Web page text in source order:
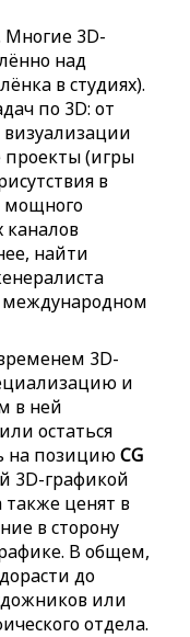
3D-
над
в студиях).
по 3D: от
проекты (игры
в
мощного
найти
международном
3D-
и
в ней
остаться
на позициюCG
3D-графикой
также ценят в
в сторону
В общем,
до
или
отдела.